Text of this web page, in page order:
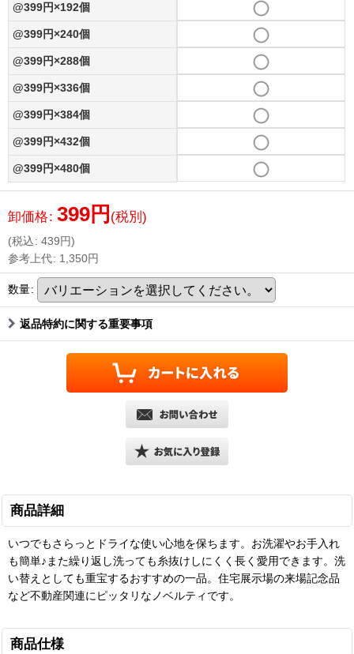
@399円×192個
@399円×240個
@399円×288個
@399円×336個
@399円×384個
@399円×432個
@399円×480個
卸価格: 399円 (税別)
(税込: 439円)
参考上代: 1,350円
数量:
返品特約に関する重要事項
商品詳細
いつでもさらっとドライな使い心地を保ちます。お洗濯やお手入れ
も簡単♪また繰り返し洗っても糸抜けしにくく長く愛用できます。洗
い替えとしても重宝するおすすめの一品。住宅展示場の来場記念品
など不動産関連にピッタリなノベルティです。
商品仕様